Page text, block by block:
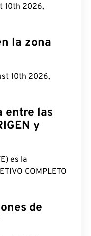
10th 2026,
la zona
10th 2026,
entre las
y
es la
COMPLETO
de